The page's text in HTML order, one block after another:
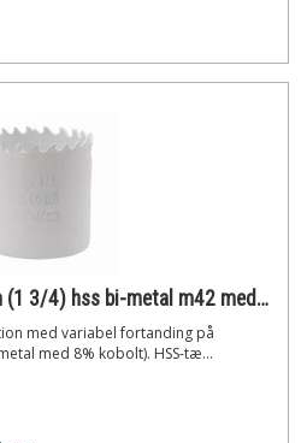
Diesella Hulsav ø44 mm (1 3/4) hss bi-metal m42 med 8% cobolt"
med variabel fortanding på
med 8% kobolt). HSS-tæ...